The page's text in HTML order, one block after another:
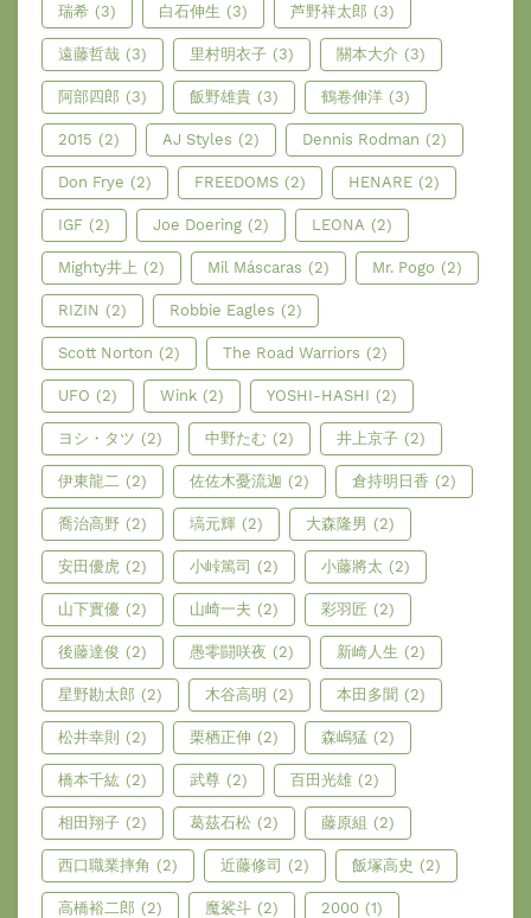
瑞希 (3) 白石伸生 (3) 芦野祥太郎 (3)
遠藤哲哉 (3) 里村明衣子 (3) 關本大介 (3)
阿部四郎 (3) 飯野雄貴 (3) 鶴卷伸洋 (3)
2015 (2) AJ Styles (2) Dennis Rodman (2)
Don Frye (2) FREEDOMS (2) HENARE (2)
IGF (2) Joe Doering (2) LEONA (2)
Mighty井上 (2) Mil Máscaras (2) Mr. Pogo (2)
RIZIN (2) Robbie Eagles (2)
Scott Norton (2) The Road Warriors (2)
UFO (2) Wink (2) YOSHI-HASHI (2)
ヨシ・タツ (2) 中野たむ (2) 井上京子 (2)
伊東龍二 (2) 佐佐木憂流迦 (2) 倉持明日香 (2)
喬治高野 (2) 塙元輝 (2) 大森隆男 (2)
安田優虎 (2) 小峠篤司 (2) 小藤將太 (2)
山下實優 (2) 山崎一夫 (2) 彩羽匠 (2)
後藤達俊 (2) 愚零闘咲夜 (2) 新崎人生 (2)
星野勘太郎 (2) 木谷高明 (2) 本田多聞 (2)
松井幸則 (2) 栗栖正伸 (2) 森嶋猛 (2)
橋本千紘 (2) 武尊 (2) 百田光雄 (2)
相田翔子 (2) 葛茲石松 (2) 藤原組 (2)
西口職業摔角 (2) 近藤修司 (2) 飯塚高史 (2)
高橋裕二郎 (2) 魔裟斗 (2) 2000 (1)